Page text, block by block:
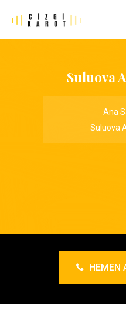
Suluova
Ana
Suluova
HEMEN